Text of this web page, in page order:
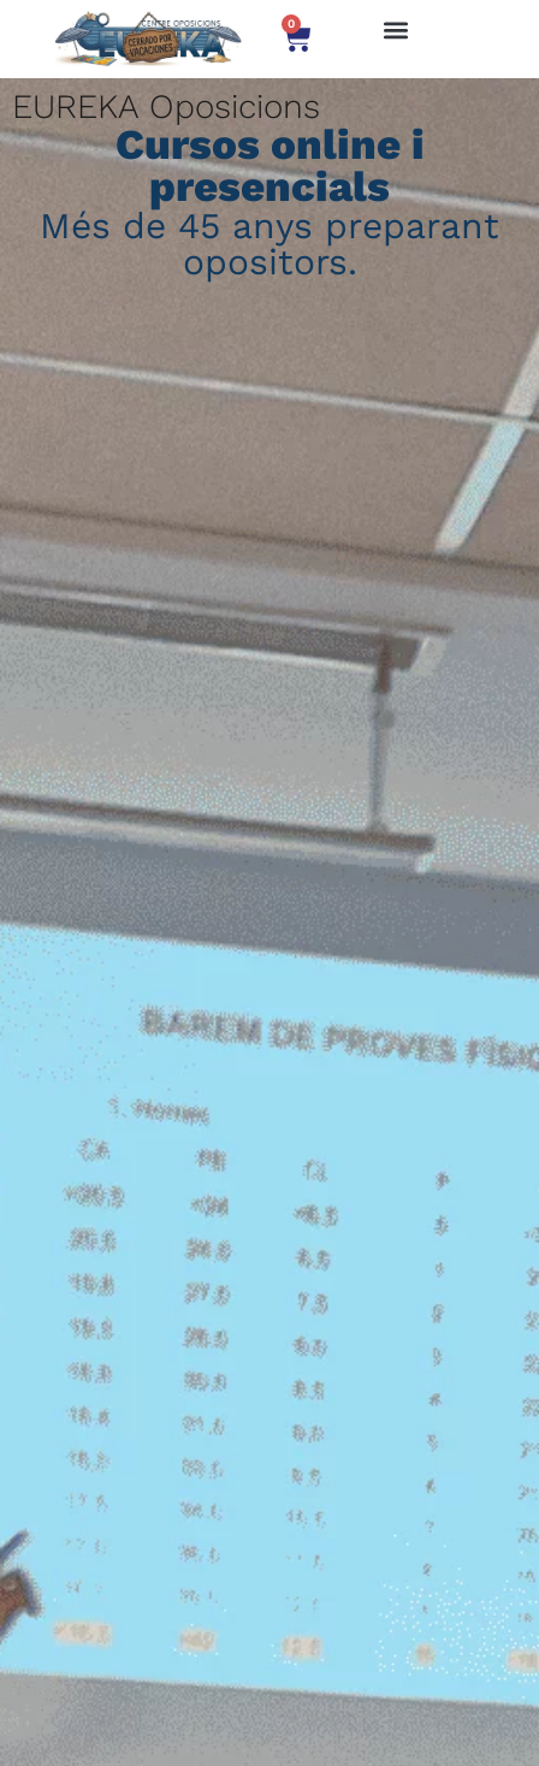
0
EUREKA Oposicions
Cursos online i
presencials
Més de 45 anys preparant
opositors.